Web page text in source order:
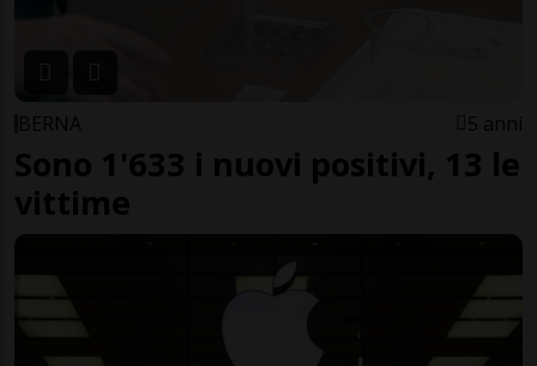
BERNA 5 anni
Sono 1'633 i nuovi positivi, 13 le
vittime